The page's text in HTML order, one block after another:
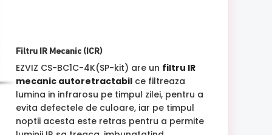
Filtru IR Mecanic (ICR)
EZVIZ CS-BC1C-4K(SP-kit) are un filtru IR
mecanic autoretractabilce filtreaza
lumina in infrarosu pe timpul zilei, pentru a
evita defectele de culoare, iar pe timpul
noptii acesta este retras pentru a permite